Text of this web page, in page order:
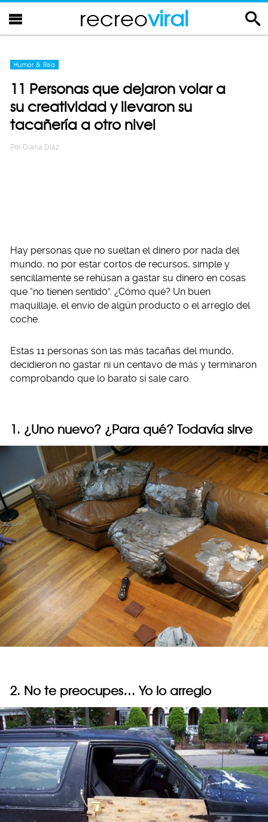
recreoviral
Humor & Risa
11 Personas que dejaron volar a
su creatividad y llevaron su
tacañería a otro nivel
Por Diana Diaz
Hay personas que no sueltan el dinero por nada del
mundo, no por estar cortos de recursos, simple y
sencillamente se rehúsan a gastar su dinero en cosas
que “no tienen sentid0”. ¿Cómo qué? Un buen
maquillaje, el envío de algún producto o el arreglo del
coche.
Estas 11 personas son las más tacañas del mundo,
decidieron no gastar ni un centavo de más y terminaron
comprobando que lo barato sí sale caro.
1. ¿Uno nuevo? ¿Para qué? Todavía sirve
2. No te preocupes… Yo lo arreglo